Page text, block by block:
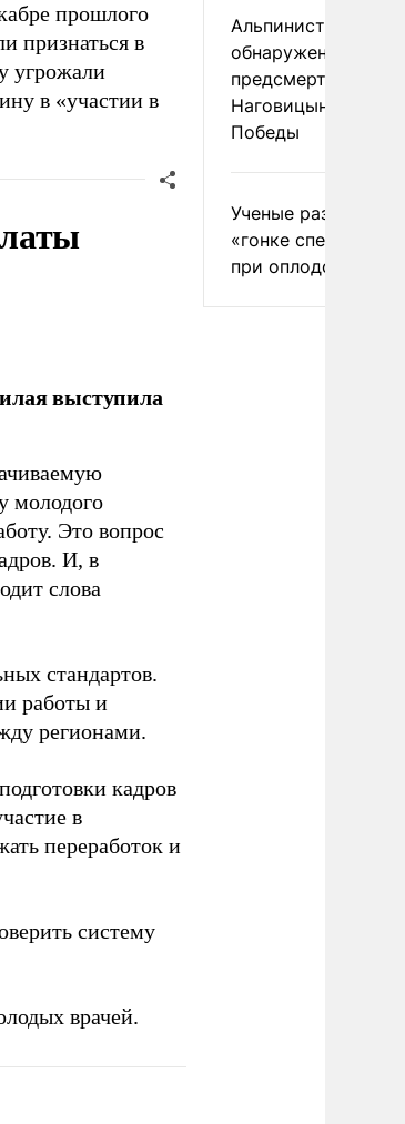
прошлого
признаться в
угрожали
в «участии в
выступила
молодого
Это вопрос
И, в
слова
стандартов.
работы и
регионами.
кадров
в
переработок и
систему
врачей.
Альпинист
обнаружение
предсмертной
Наговицыной на
Победы
Ученые
«гонке
при